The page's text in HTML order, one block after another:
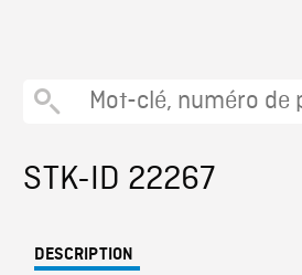
STK-ID 22267
DESCRIPTION